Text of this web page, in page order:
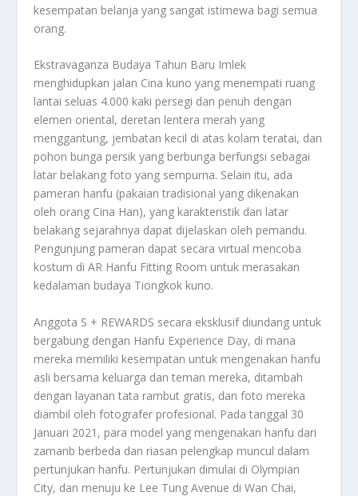
kesempatan belanja yang sangat istimewa bagi semua
orang.
Ekstravaganza Budaya Tahun Baru Imlek
menghidupkan jalan Cina kuno yang menempati ruang
lantai seluas 4.000 kaki persegi dan penuh dengan
elemen oriental, deretan lentera merah yang
menggantung, jembatan kecil di atas kolam teratai, dan
pohon bunga persik yang berbunga berfungsi sebagai
latar belakang foto yang sempurna. Selain itu, ada
pameran hanfu (pakaian tradisional yang dikenakan
oleh orang Cina Han), yang karakteristik dan latar
belakang sejarahnya dapat dijelaskan oleh pemandu.
Pengunjung pameran dapat secara virtual mencoba
kostum di AR Hanfu Fitting Room untuk merasakan
kedalaman budaya Tiongkok kuno.
Anggota S + REWARDS secara eksklusif diundang untuk
bergabung dengan Hanfu Experience Day, di mana
mereka memiliki kesempatan untuk mengenakan hanfu
asli bersama keluarga dan teman mereka, ditambah
dengan layanan tata rambut gratis, dan foto mereka
diambil oleh fotografer profesional. Pada tanggal 30
Januari 2021, para model yang mengenakan hanfu dari
zamanb berbeda dan riasan pelengkap muncul dalam
pertunjukan hanfu. Pertunjukan dimulai di Olympian
City, dan menuju ke Lee Tung Avenue di Wan Chai,